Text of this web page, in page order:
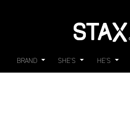
BRAND SHE'S HE'S